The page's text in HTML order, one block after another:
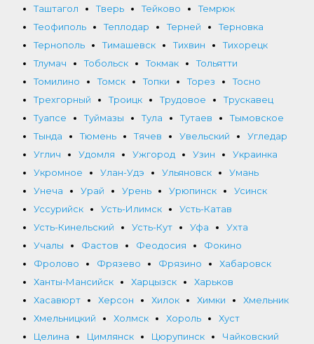
Таштагол
Тверь Тейково
Темрюк
Теофиполь
Теплодар Терней
Терновка
Тернополь
Тимашевск Тихвин
Тихорецк
Тлумач
Тобольск Токмак
Тольятти
Томилино
Томск Топки Торез
Тосно
Трехгорный
Троицк Трудовое
Трускавец
Туапсе
Туймазы Тула Тутаев
Тымовское
Тында
Тюмень Тячев Увельский
Угледар
Углич
Удомля Ужгород Узин
Украинка
Укромное
Улан-Удэ Ульяновск
Умань
Унеча
Урай Урень Урюпинск
Усинск
Уссурийск
Усть-Илимск
Усть-Катав
Усть-Кинельский
Усть-Кут Уфа
Ухта
Учалы
Фастов Феодосия
Фокино
Фролово
Фрязево Фрязино
Хабаровск
Ханты-Мансийск
Харцызск
Харьков
Хасавюрт
Херсон Хилок Химки
Хмельник
Хмельницкий
Холмск Хороль
Хуст
Целина
Цимлянск Цюрупинск
Чайковский